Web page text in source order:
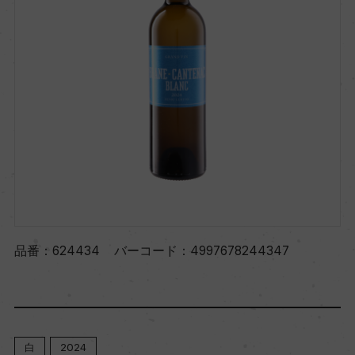
品番： 624434 バーコード： 4997678244347
白 2024